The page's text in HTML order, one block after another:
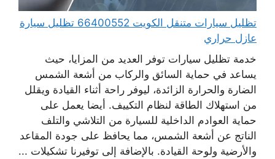
تظليل سيارات متنقل الكويت 66400552 تظليل سيارة
عازل حراري
خدمة تظليل سيارات توفر العديد من المزايا، حيث
يساعد في حماية السائق والركاب من أشعة الشمس
الضارة والحرارة الزائدة، ليوفر راحة أثناء القيادة ويقلل
من استهلاك الطاقة لنظام التكييف. أيضا يعمل على
حماية العوادم الداخلية للسيارة من التلاشي والتلف
الناتج عن أشعة الشمس، مما يحافظ على جودة المقاعد
والأرضية ولوحة القيادة. بالإضافة إلى توفيرنا تشكيلات ...